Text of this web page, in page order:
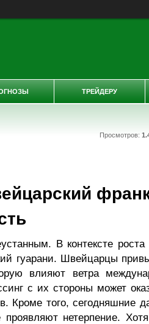
Просмотров:
В контексте роста
гуарани. Швейцарцы
влияют ветра
с их стороны может
Кроме того, сегодняшние
нетерпение.
ТРЕЙДЕРУ